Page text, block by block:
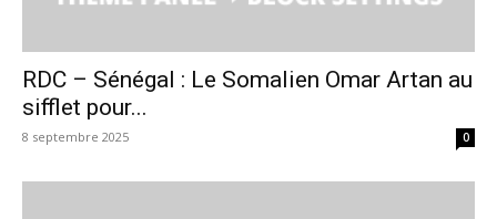
RDC – Sénégal : Le Somalien Omar Artan au
sifflet pour...
8 septembre 2025 0